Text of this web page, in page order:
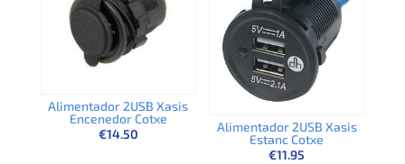
Alimentador 2USB Xasis
Encenedor Cotxe
€14.50
Alimentador 2USB Xasis
Estanc Cotxe
€11.95